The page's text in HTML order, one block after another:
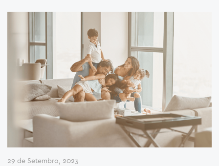
29 de Setembro, 2023